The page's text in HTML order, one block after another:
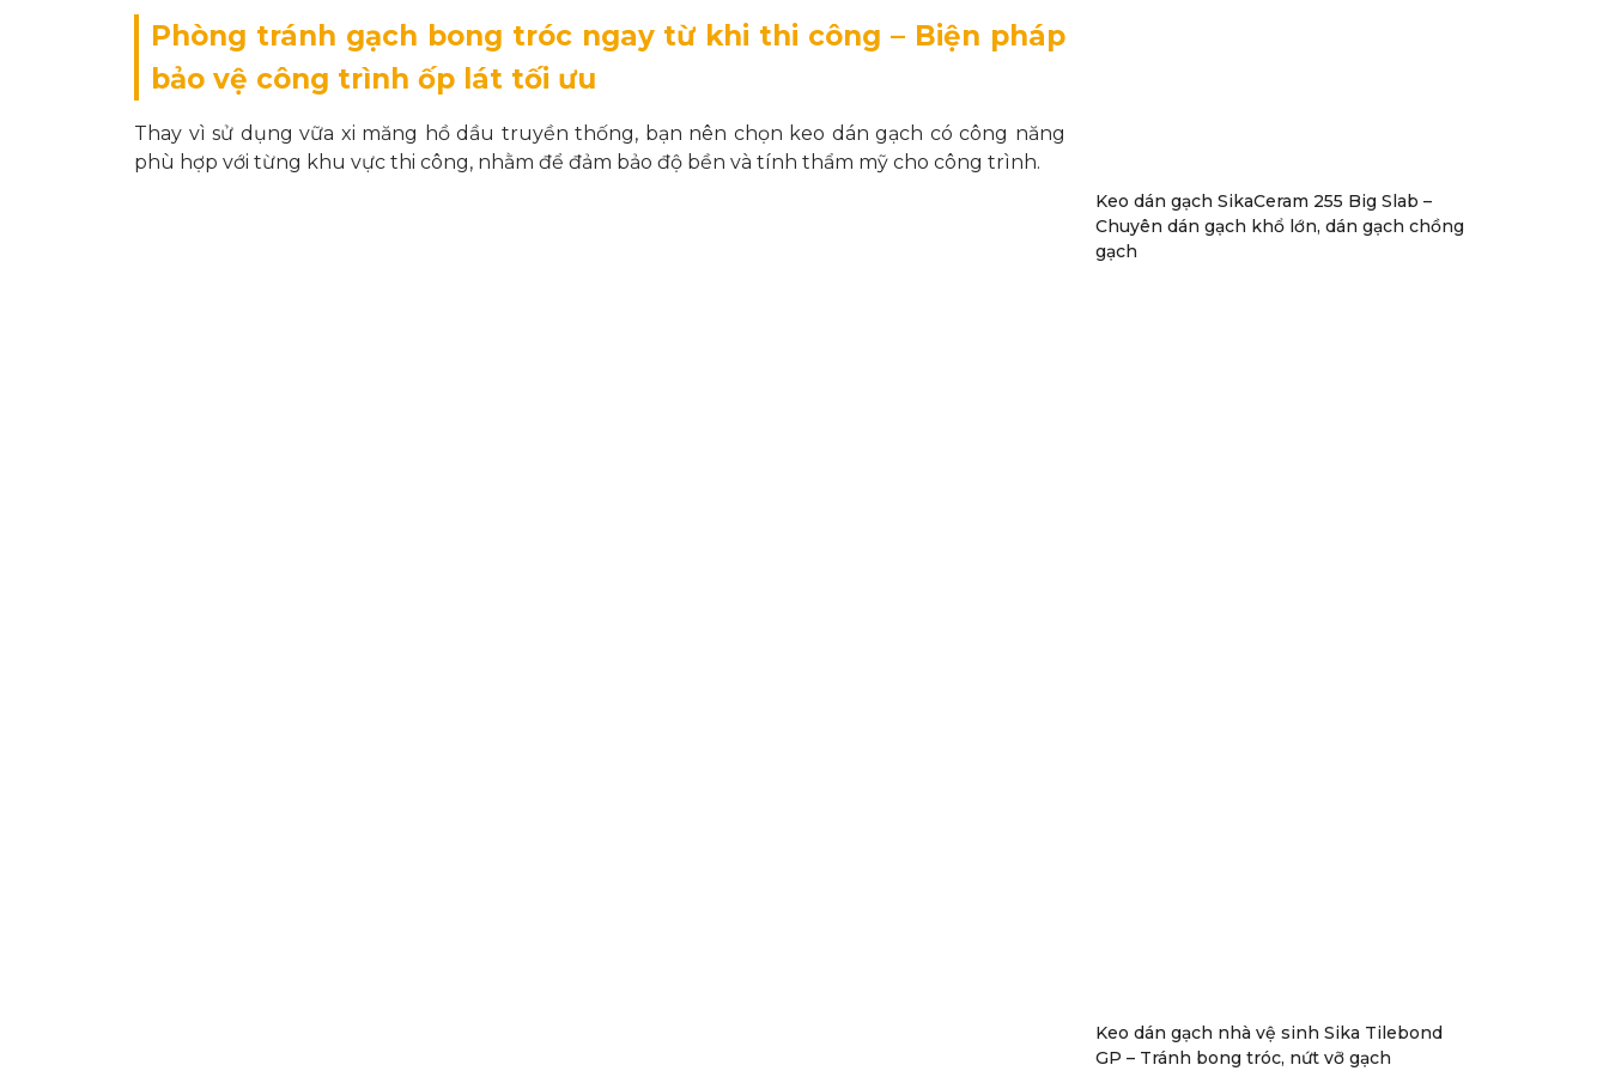
Phòng tránh gạch bong tróc ngay từ khi thi công – Biện pháp
bảo vệ công trình ốp lát tối ưu
Thay vì sử dụng vữa xi măng hồ dầu truyền thống, bạn nên chọn keo dán gạch có công năng
phù hợp với từng khu vực thi công, nhằm để đảm bảo độ bền và tính thẩm mỹ cho công trình.
Keo dán gạch SikaCeram 255 Big Slab –
Chuyên dán gạch khổ lớn, dán gạch chồng
gạch
Keo dán gạch nhà vệ sinh Sika Tilebond
GP – Tránh bong tróc, nứt vỡ gạch